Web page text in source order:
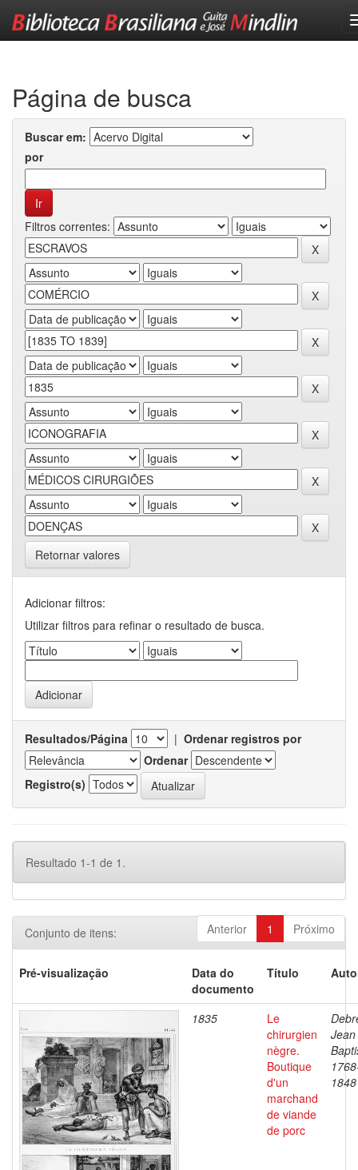
Página de busca
Buscar em:
por
Filtros correntes:
Retornar valores
Adicionar filtros:
Utilizar filtros para refinar o resultado de busca.
Resultados/Página | Ordenar registros por
Ordenar
Registro(s)
Resultado 1-1 de 1.
Anterior 1 Próximo
Conjunto de itens:
Pré-visualização
Data do
documento
Título
1835
Le
chirurgien
nègre.
Boutique
d'un
marchand
de viande
de porc
Jean
1848